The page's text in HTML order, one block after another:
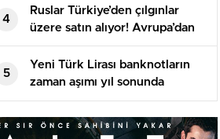
4
Ruslar Türkiye’den çılgınlar
üzere satın alıyor! Avrupa’dan
vazgeçtiler
5
Yeni Türk Lirası banknotların
zaman aşımı yıl sonunda
dolacak